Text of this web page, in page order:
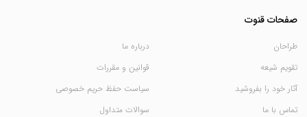
صفحات قنوت
طراحان
تقویم شیعه
آثار خود را بفروشید
تماس با ما
درباره ما
قوانین و مقررات
سیاست حفظ حریم خصوصی
سوالات متداول